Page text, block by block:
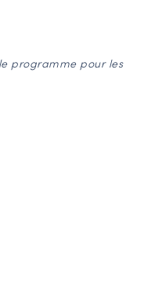
STAGE
programme pour les